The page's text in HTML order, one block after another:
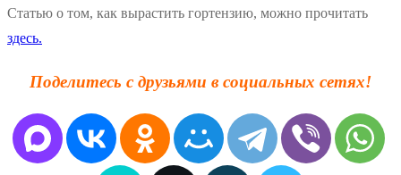
Статью о том, как вырастить гортензию, можно прочитать
здесь.
Поделитесь с друзьями в социальных сетях!